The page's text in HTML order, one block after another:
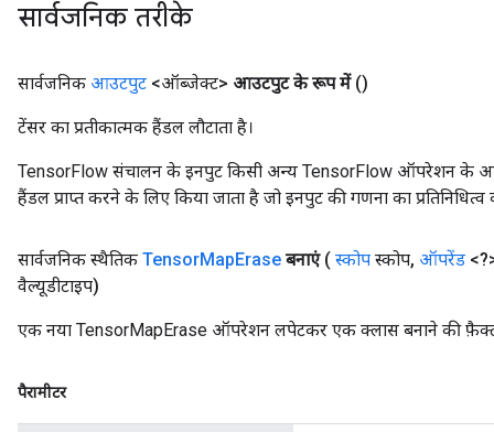
सार्वजनिक तरीके
सार्वजनिक आउटपुट <ऑब्जेक्ट> आउटपुट के रूप में ()
टेंसर का प्रतीकात्मक हैंडल लौटाता है।
TensorFlow संचालन के इनपुट किसी अन्य TensorFlow ऑपरेशन के
हैंडल प्राप्त करने के लिए किया जाता है जो इनपुट की गणना का प्रतिनिधित्व
सार्वजनिक स्थैतिक TensorMapErase बनाएं ( स्कोप स्कोप, ऑपरेंड
वैल्यूडीटाइप)
एक नया TensorMapErase ऑपरेशन लपेटकर एक क्लास बनाने की
पैरामीटर